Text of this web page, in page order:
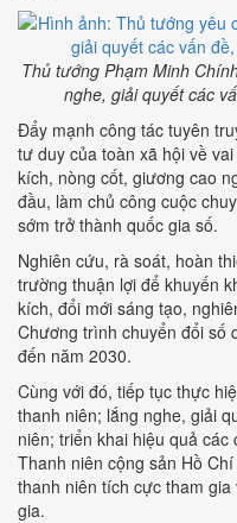
Thủ tướng Phạm Minh
nghe, giải quyết các
Đẩy mạnh công tác tuyên
tư duy của toàn xã hội về
kích, nòng cốt, giương cao
đầu, làm chủ công cuộc
sớm trở thành quốc gia số.
Nghiên cứu, rà soát, hoàn
trường thuận lợi để khuyến
kích, đổi mới sáng tạo,
Chương trình chuyển đổi số
đến năm 2030.
Cùng với đó, tiếp tục thực
thanh niên; lắng nghe, giải
niên; triển khai hiệu quả
Thanh niên cộng sản Hồ
thanh niên tích cực tham
gia.